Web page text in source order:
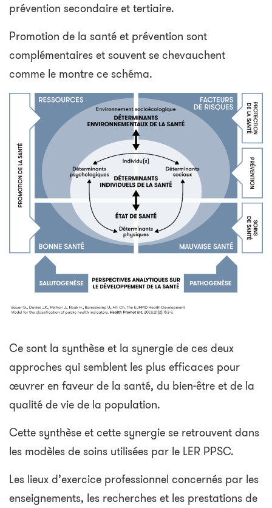
prévention secondaire et tertiaire.
Promotion de la santé et prévention sont
complémentaires et souvent se chevauchent
comme le montre ce schéma.
Ce sont la synthèse et la synergie de ces deux
approches qui semblent les plus efficaces pour
œuvrer en faveur de la santé, du bien-être et de la
qualité de vie de la population.
Cette synthèse et cette synergie se retrouvent dans
les modèles de soins utilisées par le LER PPSC.
Les lieux d’exercice professionnel concernés par les
enseignements, les recherches et les prestations de